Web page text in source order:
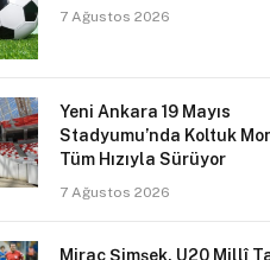
7 Ağustos 2026
Yeni Ankara 19 Mayıs
Stadyumu’nda Koltuk
Tüm Hızıyla Sürüyor
7 Ağustos 2026
Miraç Şimşek, U20 Millî